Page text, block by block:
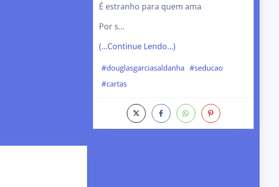
É estranho para quem ama
Por s…
(…Continue Lendo…)
#douglasgarciasaldanha #seducao
#cartas